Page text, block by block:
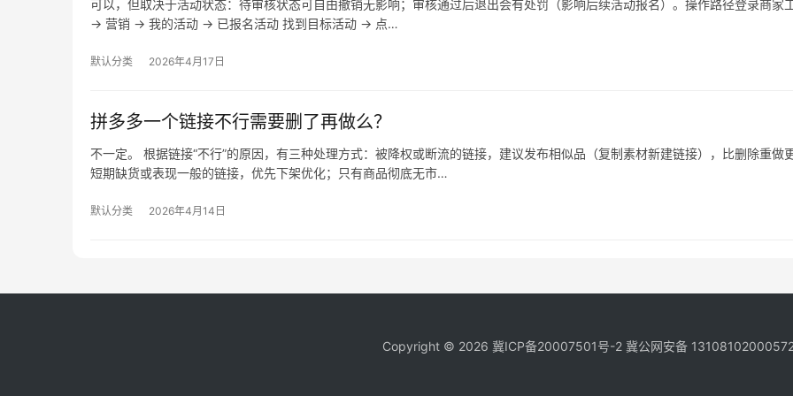
可以，但取决于活动状态：待审核状态可自由撤销无影响；审核通过后退出会有处罚（影响后续活动报名）。操作路径登录商家
→ 营销 → 我的活动 → 已报名活动 找到目标活动 → 点…
默认分类 2026年4月17日
拼多多一个链接不行需要删了再做么？
不一定。 根据链接“不行”的原因，有三种处理方式：被降权或断流的链接，建议发布相似品（复制素材新建链接），比删除重做更
短期缺货或表现一般的链接，优先下架优化；只有商品彻底无市…
默认分类 2026年4月14日
Copyright © 2026 冀ICP备20007501号-2 冀公网安备